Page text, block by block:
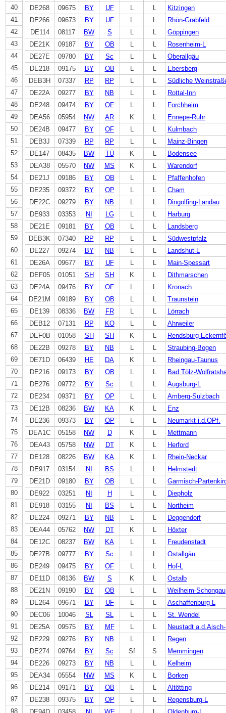
40
41
42
43
44
45
46
47
48
49
50
51
52
53
54
55
56
57
58
59
60
61
62
63
64
65
66
67
68
69
70
71
72
73
74
75
76
77
78
79
80
81
82
83
84
85
86
87
88
89
90
91
92
93
94
95
96
97
98
DE268
09675 BY UF L L
Kitzingen
DE266
09673 BY UF L L
Rhön-Grabfeld
DE114
08117 BW S L L
Göppingen
DE21K
09187 BY OB L L
Rosenheim-L
DE27E
09780 BY Sc L L
Oberallgäu
DE218
09175 BY OB L L
Ebersberg
DEB3H
07337 RP RP L L
Südliche
DE22A
09277 BY NB L L
Rottal-Inn
DE248
09474 BY OF L L
Forchheim
DEA56
05954 NW AR K L
Ennepe-Ruhr
DE24B
09477 BY OF L L
Kulmbach
DEB3J
07339 RP RP L L
Mainz-Bingen
DE147
08435 BW TÜ K L
Bodensee
DEA38
05570 NW MS K L
Warendorf
DE21J
09186 BY OB L L
Pfaffenhofen
DE235
09372 BY OP L L
Cham
DE22C
09279 BY NB L L
Dingolfing-Landau
DE933
03353 NI LG L L
Harburg
DE21E
09181 BY OB L L
Landsberg
DEB3K
07340 RP RP L L
Südwestpfalz
DE227
09274 BY NB L L
Landshut-L
DE26A
09677 BY UF L L
Main-Spessart
DEF05
01051 SH SH K L
Dithmarschen
DE24A
09476 BY OF L L
Kronach
DE21M
09189 BY OB L L
Traunstein
DE139
08336 BW FR L L
Lörrach
DEB12
07131 RP KO L L
Ahrweiler
DEF0B
01058 SH SH K L
Rendsburg-
DE22B
09278 BY NB L L
Straubing-Bogen
DE71D
06439 HE DA K L
Rheingau-Taunus
DE216
09173 BY OB L L
Bad Tölz-
DE276
09772 BY Sc L L
Augsburg-L
DE234
09371 BY OP L L
Amberg-Sulzbach
DE12B
08236 BW KA K L
Enz
DE236
09373 BY OP L L
Neumarkt i.d.OPf.
DEA1C
05158 NW D K L
Mettmann
DEA43
05758 NW DT K L
Herford
DE128
08226 BW KA K L
Rhein-Neckar
DE917
03154 NI BS L L
Helmstedt
DE21D
09180 BY OB L L
Garmisch-
DE922
03251 NI H L L
Diepholz
DE918
03155 NI BS L L
Northeim
DE224
09271 BY NB L L
Deggendorf
DEA44
05762 NW DT K L
Höxter
DE12C
08237 BW KA L L
Freudenstadt
DE27B
09777 BY Sc L L
Ostallgäu
DE249
09475 BY OF L L
Hof-L
DE11D
08136 BW S K L
Ostalb
DE21N
09190 BY OB L L
Weilheim-Schongau
DE264
09671 BY UF L L
Aschaffenburg-L
DEC06
10046 SL SL L L
St. Wendel
DE25A
09575 BY MF L L
Neustadt
DE229
09276 BY NB L L
Regen
DE274
09764 BY Sc Sf S
Memmingen
DE226
09273 BY NB L L
Kelheim
DEA34
05554 NW MS K L
Borken
DE214
09171 BY OB L L
Altötting
DE238
09375 BY OP L L
Regensburg-L